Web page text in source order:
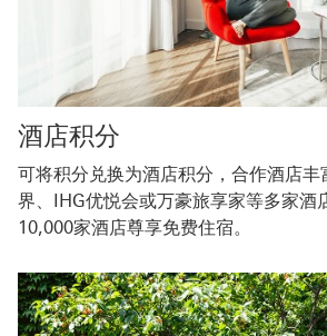
酒店积分
可将积分兑换为酒店积分，合作酒店丰
界、IHG优悦会或万豪旅享家等多家酒
10,000家酒店尊享免费住宿。